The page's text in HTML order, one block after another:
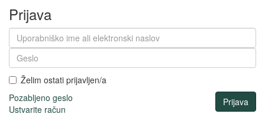
Prijava
Želim ostati prijavljen/a
Pozabljeno geslo
Ustvarite račun